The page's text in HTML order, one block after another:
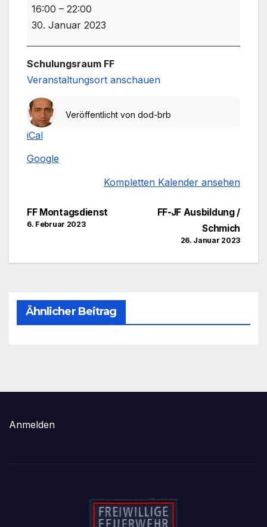
FF
Montagsdienst
16:00 – 22:00
30. Januar 2023
Schulungsraum FF
Veranstaltungsort anschauen
Veröffentlicht von dod-brb
iCal
Google
Kompletten Kalender ansehen
BeitragsnavigationFF-JF Ausbildung /
Schmich
26. Januar 2023
FF Montagsdienst
6. Februar 2023
Ähnlicher Beitrag
Anmelden